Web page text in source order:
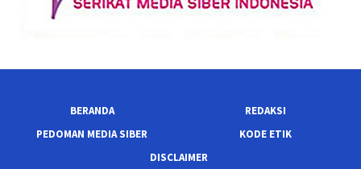
BERANDA
REDAKSI
PEDOMAN MEDIA SIBER
KODE ETIK
DISCLAIMER